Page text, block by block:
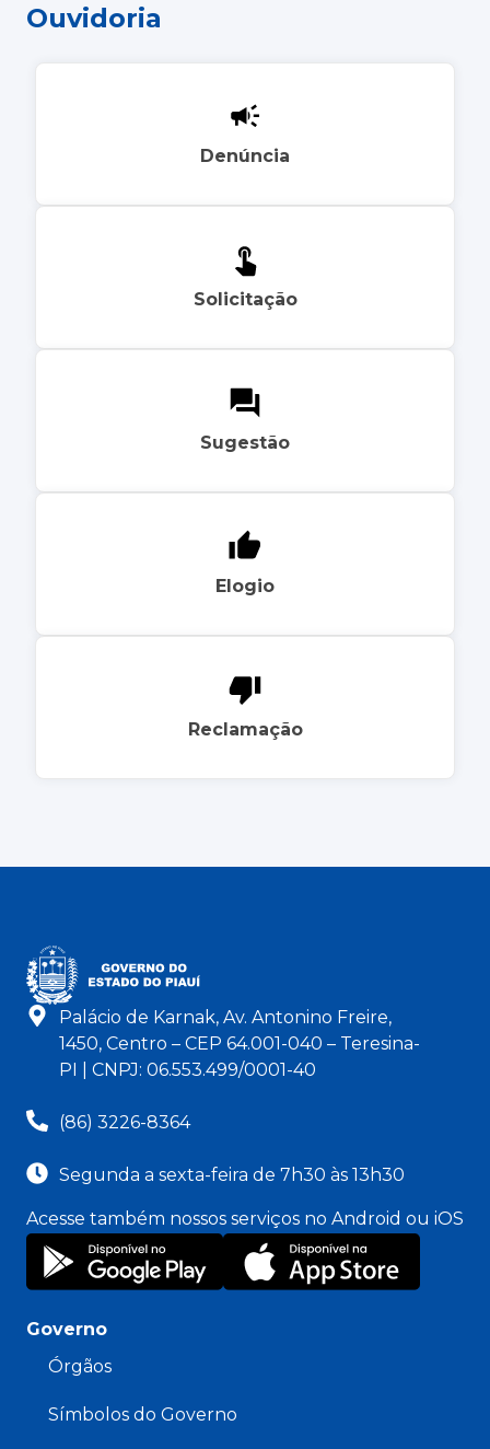
Ouvidoria
Denúncia
Solicitação
Sugestão
Elogio
Reclamação
Palácio de Karnak, Av. Antonino Freire,
1450, Centro – CEP 64.001-040 – Teresina-
PI | CNPJ: 06.553.499/0001-40
(86) 3226-8364
Segunda a sexta-feira de 7h30 às 13h30
Acesse também nossos serviços no Android ou iOS
Governo
Órgãos
Símbolos do Governo